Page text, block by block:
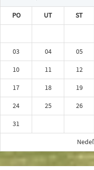
PO UT ST
03
04 05
10
11 12
17
18 19
24
25 26
31